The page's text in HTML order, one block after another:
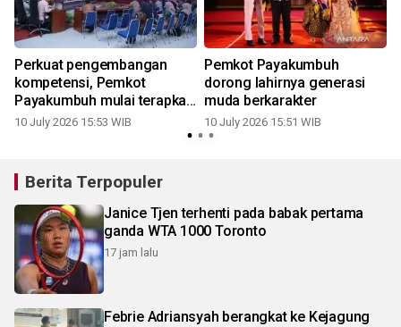
Perkuat pengembangan
kompetensi, Pemkot
Payakumbuh mulai terapkan
ASN Corporate University
10 July 2026 15:53 WIB
Pemkot Payakumbuh
dorong lahirnya generasi
muda berkarakter
10 July 2026 15:51 WIB
Berita Terpopuler
Janice Tjen terhenti pada babak pertama
ganda WTA 1000 Toronto
17 jam lalu
Febrie Adriansyah berangkat ke Kejagung